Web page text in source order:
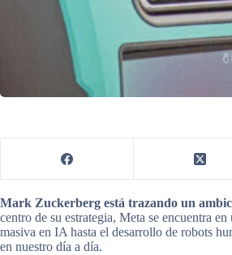
Mark Zuckerberg está trazando un
centro de su estrategia, Meta se encuentra
masiva en IA hasta el desarrollo de robots
en nuestro día a día.